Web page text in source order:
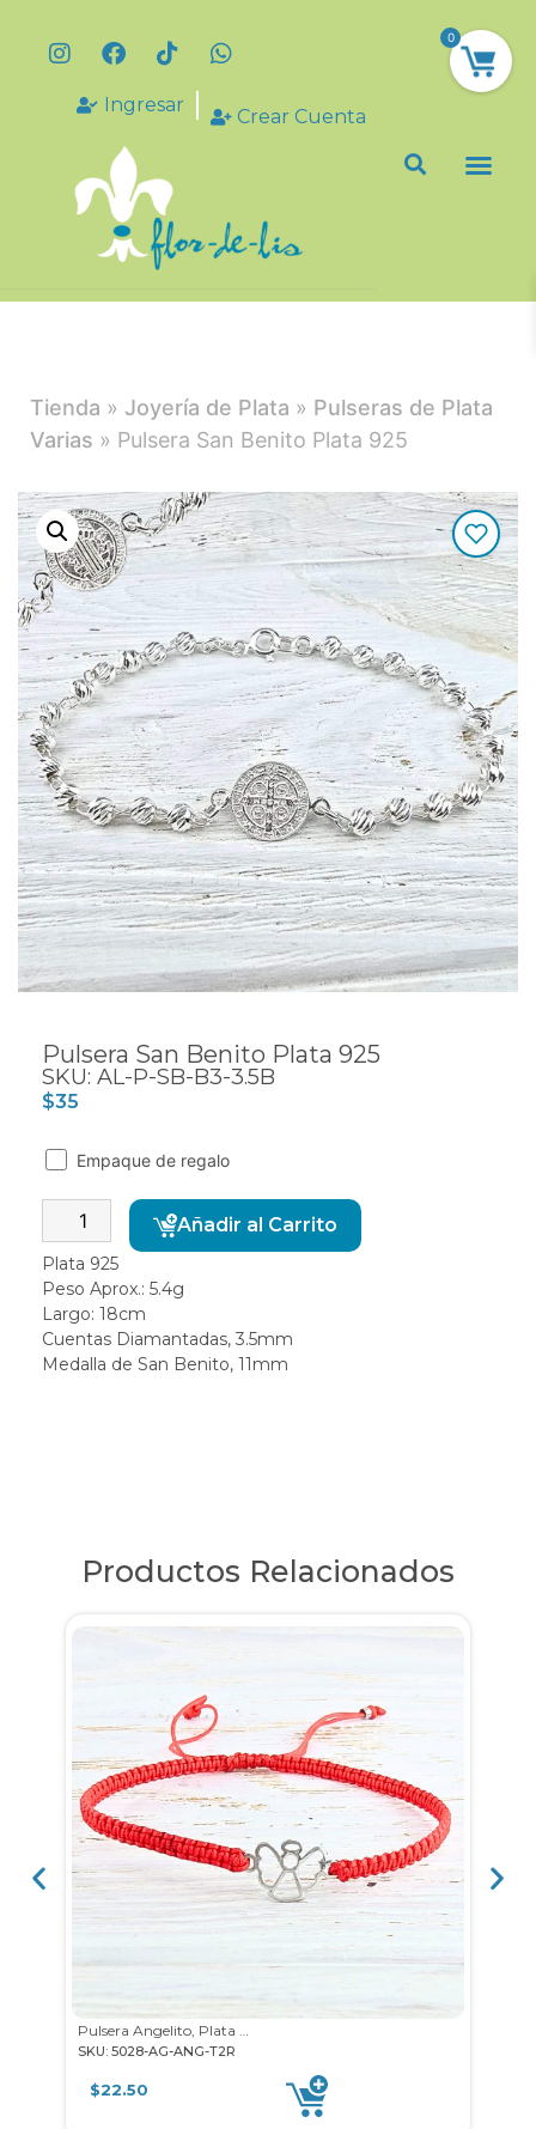
Ingresar
Crear Cuenta
Tienda » Joyería de Plata » Pulseras de Plata
Varias » Pulsera San Benito Plata 925
Pulsera San Benito Plata 925
SKU: AL-P-SB-B3-3.5B
$35
Empaque de regalo
Añadir al Carrito
Plata 925
Peso Aprox.: 5.4g
Largo: 18cm
Cuentas Diamantadas, 3.5mm
Medalla de San Benito, 11mm
Productos Relacionados
SKU: 5028-AG-ANG-T2R
$22.50
0